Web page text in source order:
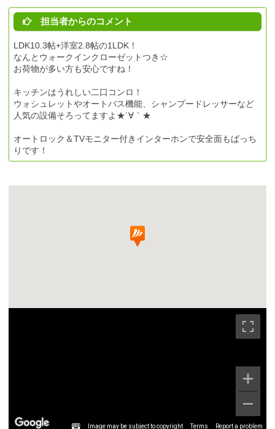
担当者からのコメント
LDK10.3帖+洋室2.8帖の1LDK！
なんとウォークインクローゼットつき☆
お荷物が多い方も安心ですね！
キッチンはうれしい二口コンロ！
ウォシュレットやオートバス機能、シャンプードレッサーなど
人気の設備そろってますよ★´∀｀★
オートロック＆TVモニター付きインターホンで安全面もばっち
りです！
Image may be subject to copyright Terms Report a problem